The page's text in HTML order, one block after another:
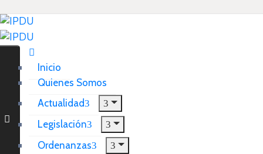
Inicio
Quienes Somos
Actualidad
Legislación
Ordenanzas